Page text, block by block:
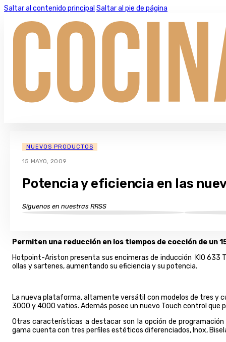
Saltar al contenido principal Saltar al pie de página
NUEVOS PRODUCTOS
15 MAYO, 2009
Potencia y eficiencia en las
Síguenos en nuestras RRSS
Permiten una reducción en los tiempos de cocción de un
Hotpoint-Ariston presenta sus encimeras de inducción KIO 633
ollas y sartenes, aumentando su eficiencia y su potencia.
La nueva plataforma, altamente versátil con modelos de tres y
3000 y 4000 vatios. Además posee un nuevo Touch control que
Otras características a destacar son la opción de
gama cuenta con tres perfiles estéticos diferenciados, Inox,